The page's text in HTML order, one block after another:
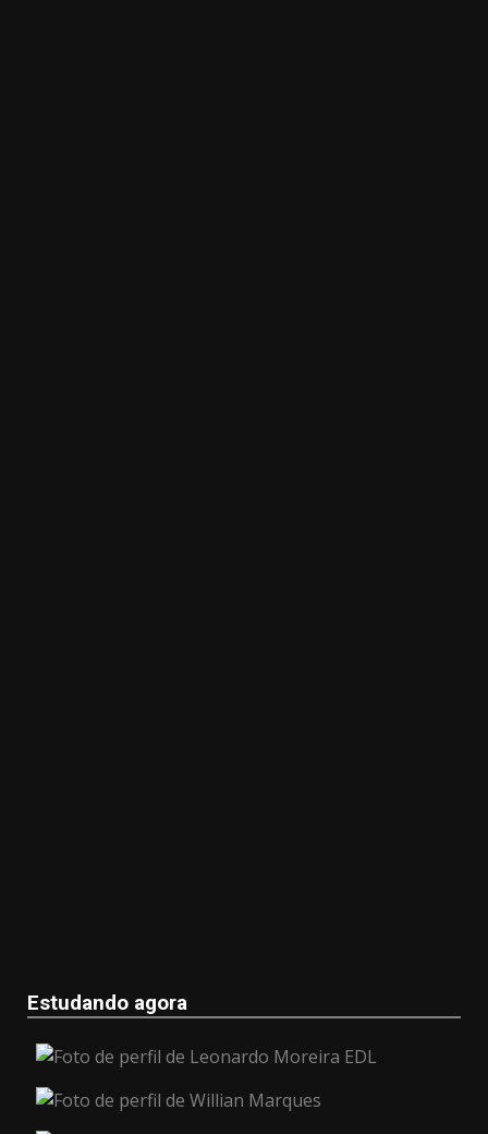
Estudando agora